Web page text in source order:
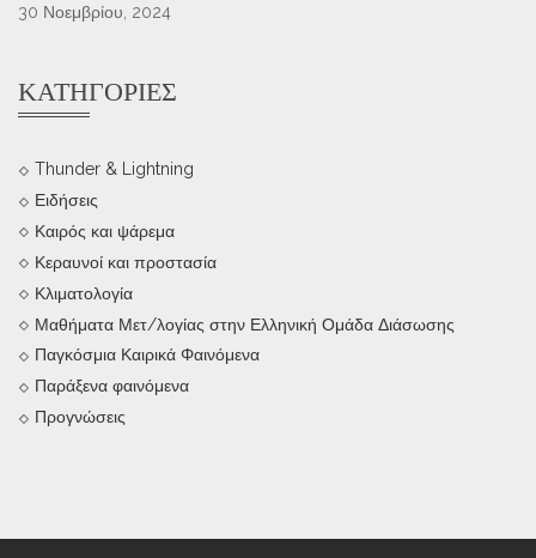
30 Νοεμβρίου, 2024
ΚΑΤΗΓΟΡΊΕΣ
Thunder & Lightning
Ειδήσεις
Καιρός και ψάρεμα
Κεραυνοί και προστασία
Κλιματολογία
Μαθήματα Μετ/λογίας στην Ελληνική Ομάδα Διάσωσης
Παγκόσμια Καιρικά Φαινόμενα
Παράξενα φαινόμενα
Προγνώσεις